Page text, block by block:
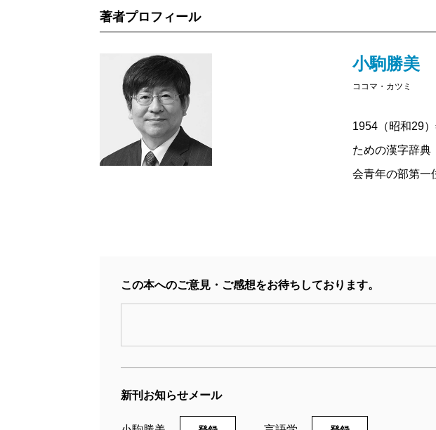
著者プロフィール
小駒勝美
ココマ・カツミ
1954（昭和29
ための漢字辞典
会青年の部第一
この本へのご意見・ご感想をお待ちしております。
新刊お知らせメール